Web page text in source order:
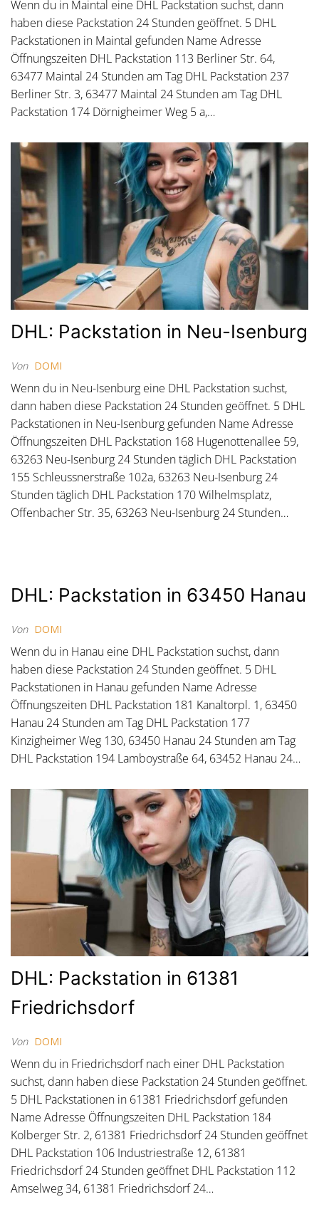
Wenn du in Maintal eine DHL Packstation suchst, dann
haben diese Packstation 24 Stunden geöffnet. 5 DHL
Packstationen in Maintal gefunden Name Adresse
Öffnungszeiten DHL Packstation 113 Berliner Str. 64,
63477 Maintal 24 Stunden am Tag DHL Packstation 237
Berliner Str. 3, 63477 Maintal 24 Stunden am Tag DHL
Packstation 174 Dörnigheimer Weg 5 a,…
DHL: Packstation in Neu-Isenburg
Von DOMI
Wenn du in Neu-Isenburg eine DHL Packstation suchst,
dann haben diese Packstation 24 Stunden geöffnet. 5 DHL
Packstationen in Neu-Isenburg gefunden Name Adresse
Öffnungszeiten DHL Packstation 168 Hugenottenallee 59,
63263 Neu-Isenburg 24 Stunden täglich DHL Packstation
155 Schleussnerstraße 102a, 63263 Neu-Isenburg 24
Stunden täglich DHL Packstation 170 Wilhelmsplatz,
Offenbacher Str. 35, 63263 Neu-Isenburg 24 Stunden…
DHL: Packstation in 63450 Hanau
Von DOMI
Wenn du in Hanau eine DHL Packstation suchst, dann
haben diese Packstation 24 Stunden geöffnet. 5 DHL
Packstationen in Hanau gefunden Name Adresse
Öffnungszeiten DHL Packstation 181 Kanaltorpl. 1, 63450
Hanau 24 Stunden am Tag DHL Packstation 177
Kinzigheimer Weg 130, 63450 Hanau 24 Stunden am Tag
DHL Packstation 194 Lamboystraße 64, 63452 Hanau 24…
DHL: Packstation in 61381
Friedrichsdorf
Von DOMI
Wenn du in Friedrichsdorf nach einer DHL Packstation
suchst, dann haben diese Packstation 24 Stunden geöffnet.
5 DHL Packstationen in 61381 Friedrichsdorf gefunden
Name Adresse Öffnungszeiten DHL Packstation 184
Kolberger Str. 2, 61381 Friedrichsdorf 24 Stunden geöffnet
DHL Packstation 106 Industriestraße 12, 61381
Friedrichsdorf 24 Stunden geöffnet DHL Packstation 112
Amselweg 34, 61381 Friedrichsdorf 24…